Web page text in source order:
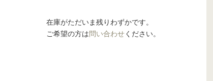
在庫がただいま残りわずかです。
ご希望の方は問い合わせください。